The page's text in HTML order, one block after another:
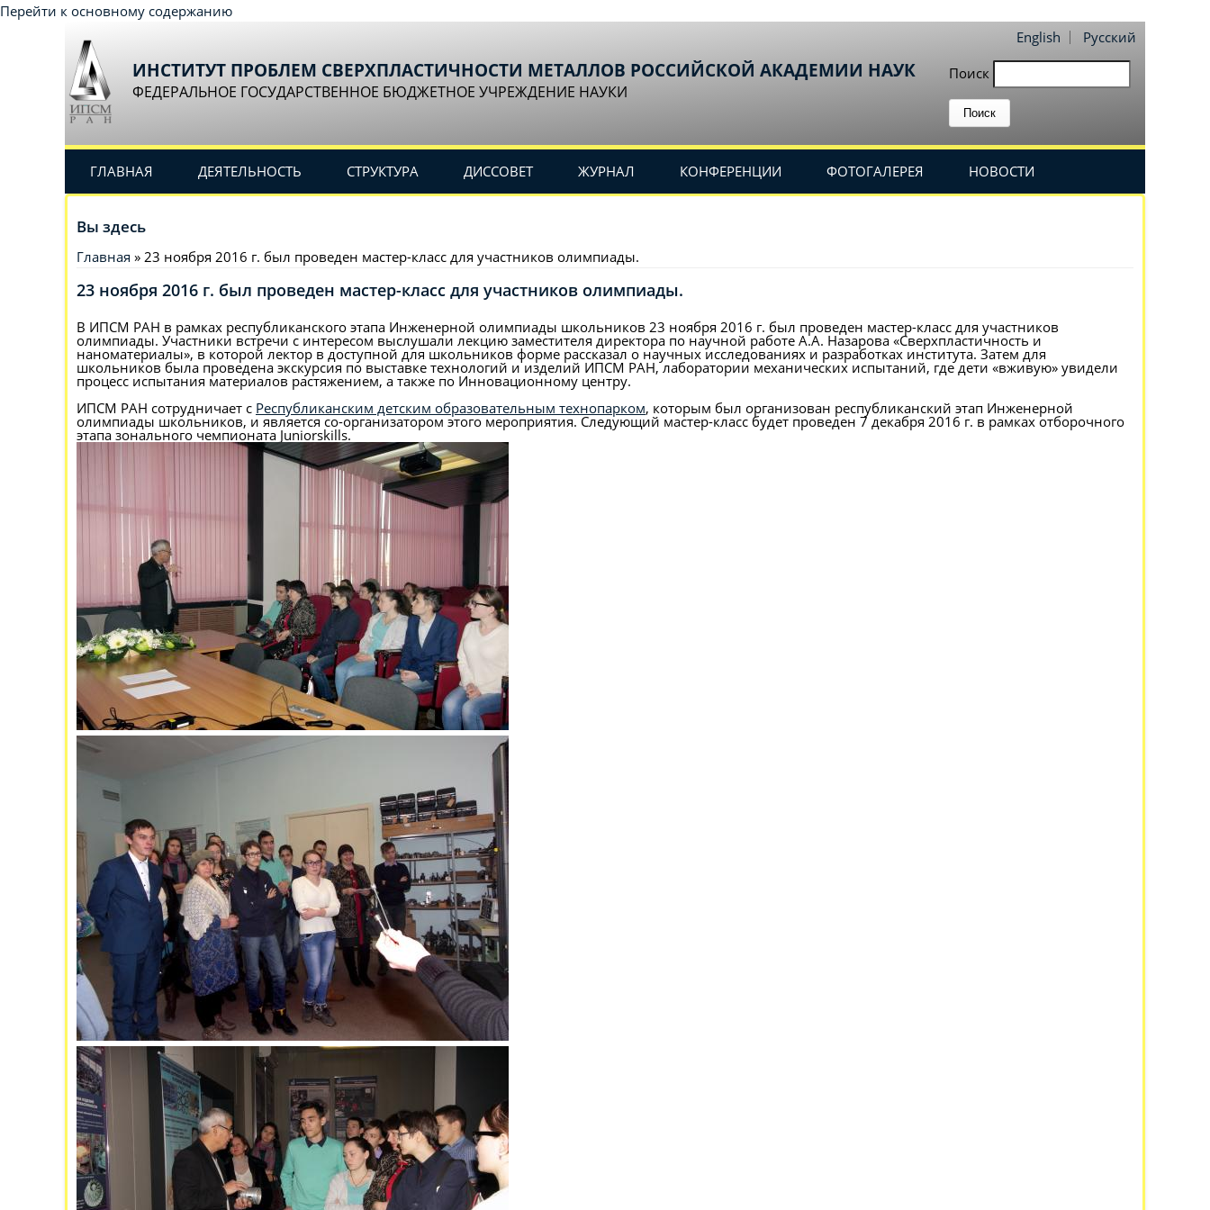
Перейти к основному содержанию
English
Русский
Поиск
ИНСТИТУТ ПРОБЛЕМ СВЕРХПЛАСТИЧНОСТИ МЕТАЛЛОВ РОССИЙСКОЙ АКАДЕМИИ НАУК
ФЕДЕРАЛЬНОЕ ГОСУДАРСТВЕННОЕ БЮДЖЕТНОЕ УЧРЕЖДЕНИЕ НАУКИ
ГЛАВНАЯ ДЕЯТЕЛЬНОСТЬ СТРУКТУРА ДИССОВЕТ ЖУРНАЛ КОНФЕРЕНЦИИ ФОТОГАЛЕРЕЯ НОВОСТИ
Вы здесь
Главная » 23 ноября 2016 г. был проведен мастер-класс для участников олимпиады.
23 ноября 2016 г. был проведен мастер-класс для участников олимпиады.
В ИПСМ РАН в рамках республиканского этапа Инженерной олимпиады школьников 23 ноября 2016 г. был проведен мастер-класс для участников
олимпиады. Участники встречи с интересом выслушали лекцию заместителя директора по научной работе А.А. Назарова «Сверхпластичность и
наноматериалы», в которой лектор в доступной для школьников форме рассказал о научных исследованиях и разработках института. Затем для
школьников была проведена экскурсия по выставке технологий и изделий ИПСМ РАН, лаборатории механических испытаний, где дети «вживую» увидели
процесс испытания материалов растяжением, а также по Инновационному центру.
ИПСМ РАН сотрудничает с Республиканским детским образовательным технопарком, которым был организован республиканский этап Инженерной
олимпиады школьников, и является со-организатором этого мероприятия. Следующий мастер-класс будет проведен 7 декабря 2016 г. в рамках отборочного
этапа зонального чемпионата Juniorskills.